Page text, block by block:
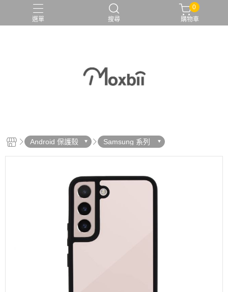
選單 搜尋
0
購物車
Android 保護殼 Samsung 系列